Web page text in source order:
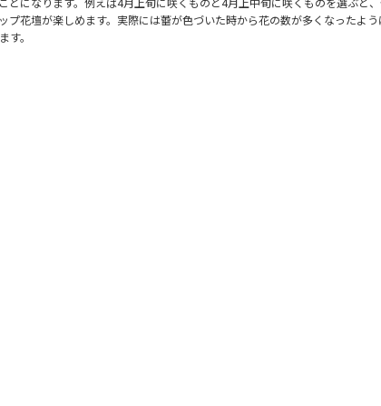
プ花壇が楽しめます。実際には蕾が色づいた時から花の数が多くなったよ
。